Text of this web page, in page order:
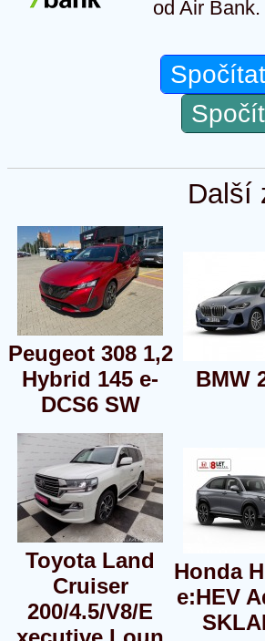
od Air Bank.
Další
Peugeot 308 1,2
Hybrid 145 e-
DCS6 SW
BMW
Toyota Land
Cruiser
200/4.5/V8/E
Honda
e:HEV